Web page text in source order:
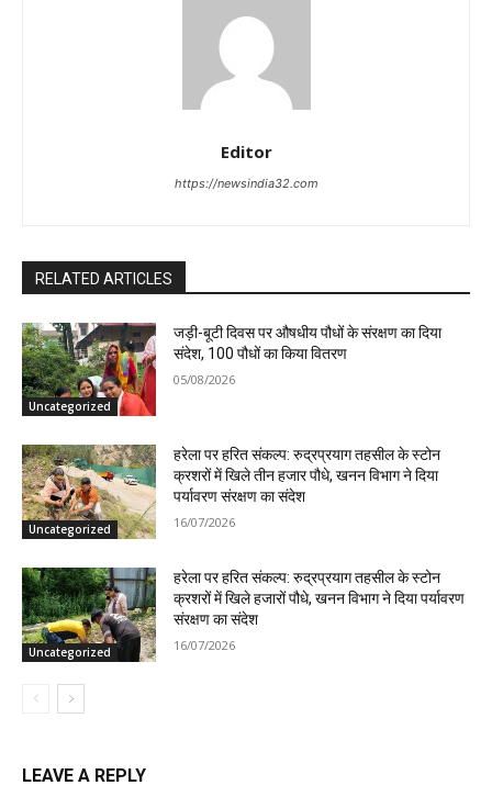
Editor
https://newsindia32.com
RELATED ARTICLES
Uncategorized
जड़ी-बूटी दिवस पर औषधीय पौधों के संरक्षण का दिया
संदेश, 100 पौधों का किया वितरण
05/08/2026
Uncategorized
हरेला पर हरित संकल्प: रुद्रप्रयाग तहसील के स्टोन
क्रशरों में खिले तीन हजार पौधे, खनन विभाग ने दिया
पर्यावरण संरक्षण का संदेश
16/07/2026
Uncategorized
हरेला पर हरित संकल्प: रुद्रप्रयाग तहसील के स्टोन
क्रशरों में खिले हजारों पौधे, खनन विभाग ने दिया पर्यावरण
संरक्षण का संदेश
16/07/2026
LEAVE A REPLY